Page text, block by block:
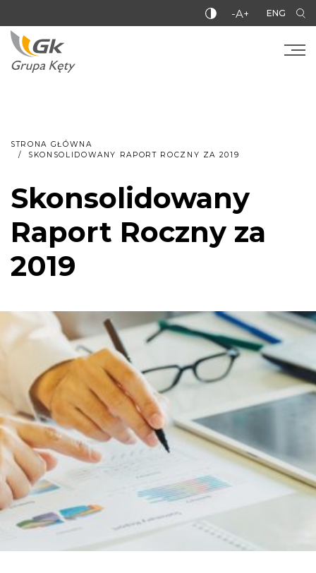
-A+ ENG
STRONA GŁÓWNA
SKONSOLIDOWANY RAPORT ROCZNY ZA 2019
Skonsolidowany
Raport Roczny za
2019